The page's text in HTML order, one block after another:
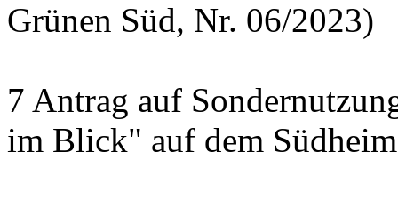
Grünen Süd, Nr. 06/2023)
7 Antrag auf
im Blick" auf dem